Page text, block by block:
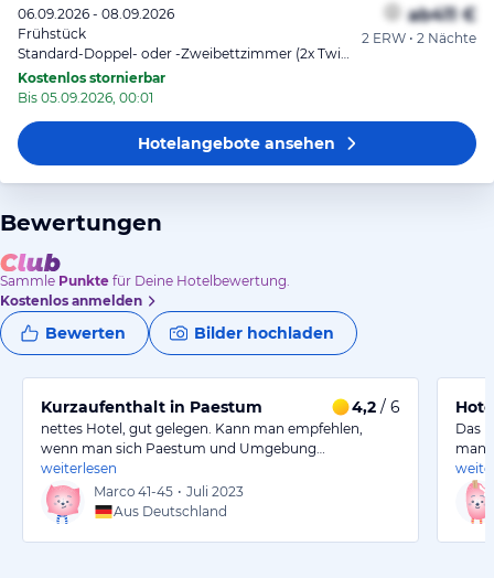
06.09.2026 - 08.09.2026
Frühstück
Standard-Doppel- oder -Zweibettzimmer (2x TwinBed)
Kostenlos stornierbar
Bis 05.09.2026, 00:01
ab411 €
2 ERW • 2 Nächte
Hotelangeboteansehen
Bewertungen
Sammle Punkte für Deine Hotelbewertung.
Kostenlos anmelden
Bewerten Bilder hochladen
Kurzaufenthalt in Paestum 4,2 / 6
nettes Hotel, gut gelegen. Kann man empfehlen,
wenn man sich Paestum und Umgebung…
weiterlesen
Marco 41-45 • Juli 2023
Aus Deutschland
Das
man